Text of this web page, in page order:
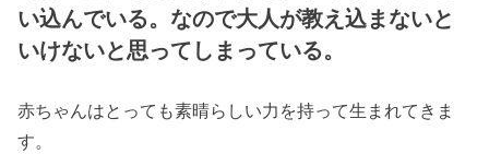
い込んでいる。なので大人が教え込まないと
いけないと思ってしまっている。
赤ちゃんはとっても素晴らしい力を持って生まれてきま
す。